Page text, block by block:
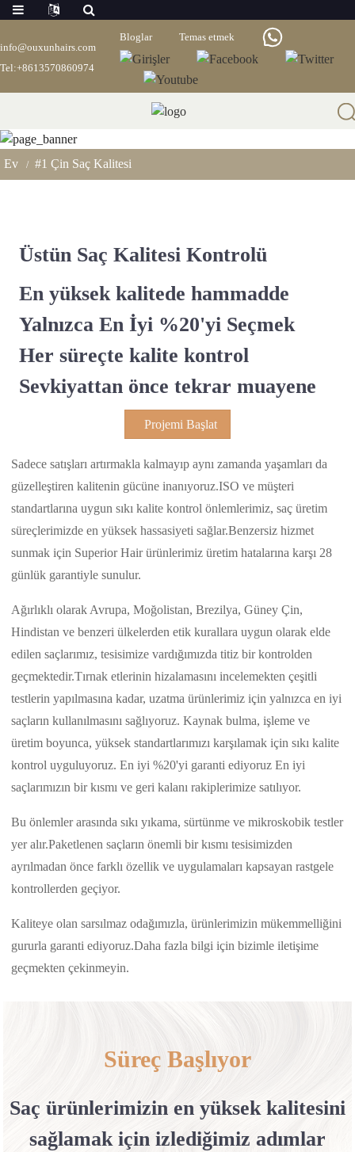
info@ouxunhairs.com
Tel:+8613570860974
Bloglar Temas etmek
#1 Çin Saç Kalitesi
Ev #1 Çin Saç Kalitesi
Üstün Saç Kalitesi Kontrolü
En yüksek kalitede hammadde
Yalnızca En İyi %20'yi Seçmek
Her süreçte kalite kontrol
Sevkiyattan önce tekrar muayene
Projemi Başlat
Sadece satışları artırmakla kalmayıp aynı zamanda yaşamları da
güzelleştiren kalitenin gücüne inanıyoruz.ISO ve müşteri
standartlarına uygun sıkı kalite kontrol önlemlerimiz, saç üretim
süreçlerimizde en yüksek hassasiyeti sağlar.Benzersiz hizmet
sunmak için Superior Hair ürünlerimiz üretim hatalarına karşı 28
günlük garantiyle sunulur.
Ağırlıklı olarak Avrupa, Moğolistan, Brezilya, Güney Çin,
Hindistan ve benzeri ülkelerden etik kurallara uygun olarak elde
edilen saçlarımız, tesisimize vardığımızda titiz bir kontrolden
geçmektedir.Tırnak etlerinin hizalamasını incelemekten çeşitli
testlerin yapılmasına kadar, uzatma ürünlerimiz için yalnızca en iyi
saçların kullanılmasını sağlıyoruz. Kaynak bulma, işleme ve
üretim boyunca, yüksek standartlarımızı karşılamak için sıkı kalite
kontrol uyguluyoruz. En iyi %20'yi garanti ediyoruz En iyi
saçlarımızın bir kısmı ve geri kalanı rakiplerimize satılıyor.
Bu önlemler arasında sıkı yıkama, sürtünme ve mikroskobik testler
yer alır.Paketlenen saçların önemli bir kısmı tesisimizden
ayrılmadan önce farklı özellik ve uygulamaları kapsayan rastgele
kontrollerden geçiyor.
Kaliteye olan sarsılmaz odağımızla, ürünlerimizin mükemmelliğini
gururla garanti ediyoruz.Daha fazla bilgi için bizimle iletişime
geçmekten çekinmeyin.
Süreç Başlıyor
Saç ürünlerimizin en yüksek kalitesini
sağlamak için izlediğimiz adımlar